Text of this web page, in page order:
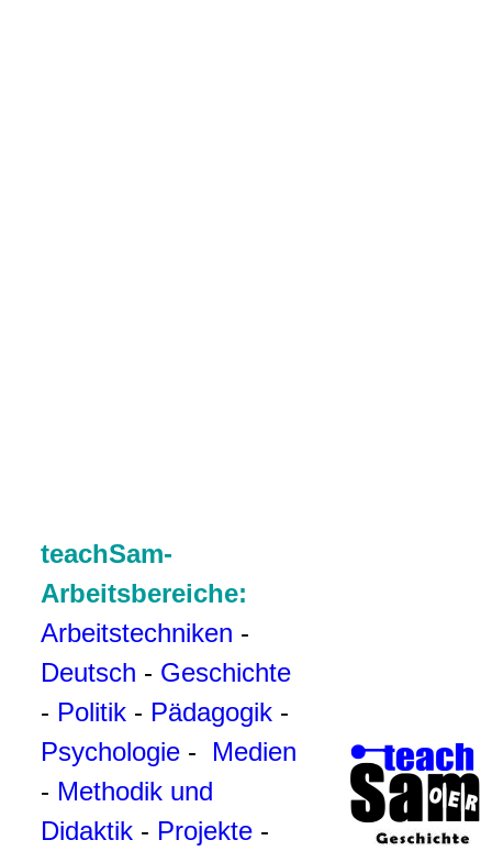
teachSam-
Arbeitsbereiche:
Arbeitstechniken -
Deutsch - Geschichte
- Politik - Pädagogik -
Psychologie - Medien
- Methodik und
Didaktik - Projekte -